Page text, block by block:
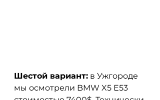
Шестой вариант: в Ужгороде
мы осмотрели BMW X5 E53